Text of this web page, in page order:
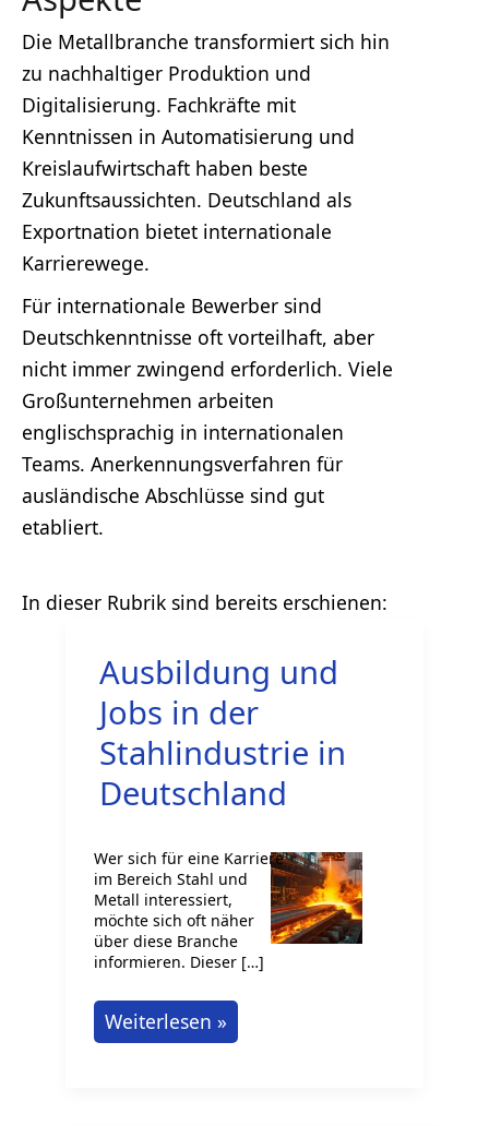
Die Metallbranche transformiert sich hin
zu nachhaltiger Produktion und
Digitalisierung. Fachkräfte mit
Kenntnissen in Automatisierung und
Kreislaufwirtschaft haben beste
Zukunftsaussichten. Deutschland als
Exportnation bietet internationale
Karrierewege.
Für internationale Bewerber sind
Deutschkenntnisse oft vorteilhaft, aber
nicht immer zwingend erforderlich. Viele
Großunternehmen arbeiten
englischsprachig in internationalen
Teams. Anerkennungsverfahren für
ausländische Abschlüsse sind gut
etabliert.
Ausbildung und
Jobs in der
Stahlindustrie in
Deutschland
Wer sich für eine Karriere
im Bereich Stahl und
Metall interessiert,
möchte sich oft näher
über diese Branche
informieren. Dieser […]
Ausbildung
und
Weiterlesen »